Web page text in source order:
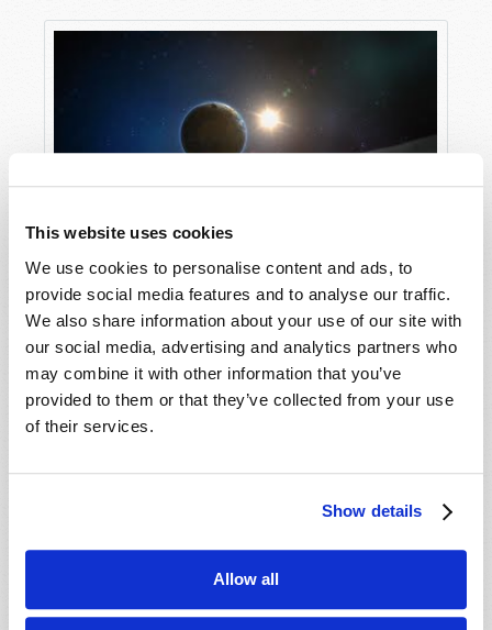
This website uses cookies
We use cookies to personalise content and ads, to
provide social media features and to analyse our traffic.
We also share information about your use of our site with
our social media, advertising and analytics partners who
may combine it with other information that you’ve
provided to them or that they’ve collected from your use
of their services.
Show details
Allow all
Votre glorieuse destinée
Cinq prophéties concernant votre avenir